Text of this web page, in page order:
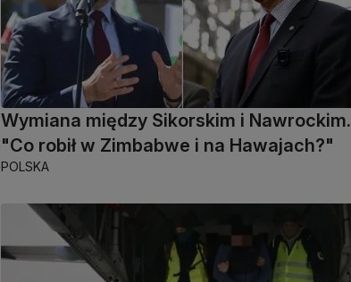
Wymiana między Sikorskim i Nawrockim.
"Co robił w Zimbabwe i na Hawajach?"
POLSKA